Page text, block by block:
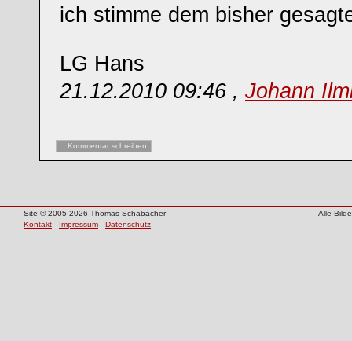
ich stimme dem bisher
LG Hans
21.12.2010 09:46 , Johann
Kommentar schreiben
Site © 2005-2026 Thomas Schabacher
Alle
Kontakt - Impressum - Datenschutz